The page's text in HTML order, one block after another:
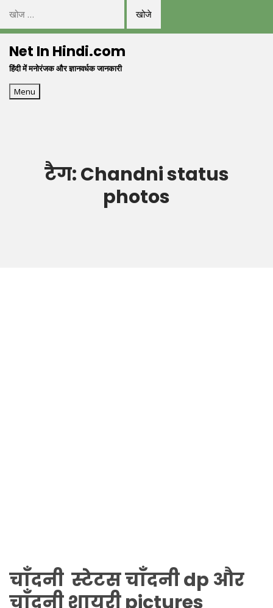
निम्न
को
खोजें:Net In Hindi.com
हिंदी में मनोरंजक और ज्ञानवर्धक जानकारी
Menu
टैग:Chandni status
photos
चाँदनी स्टेटस चाँदनी dp और
चाँदनी शायरी pictures